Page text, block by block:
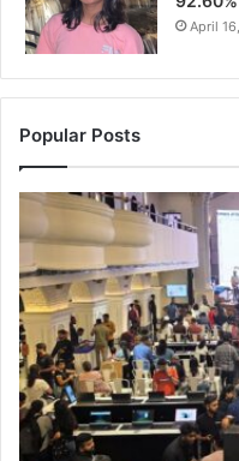
April
Popular Posts